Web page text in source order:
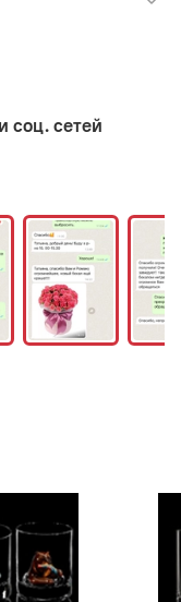
соц. сетей